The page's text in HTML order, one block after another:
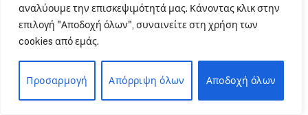
αναλύουμε την επισκεψιμότητά μας. Κάνοντας κλικ στην
επιλογή "Αποδοχή όλων", συναινείτε στη χρήση των
cookies από εμάς.
Προσαρμογή Απόρριψη όλων Αποδοχή όλων
μπορεί να μειώσει το λίπος στην κοιλιά, δείχνει
νέα μελέτη